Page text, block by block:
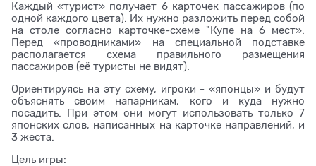
Каждый «турист» получает 6 карточек пассажиров (по
одной каждого цвета). Их нужно разложить перед собой
на столе согласно карточке-схеме "Купе на 6 мест».
Перед «проводниками» на специальной подставке
располагается схема правильного размещения
пассажиров (её туристы не видят).
Ориентируясь на эту схему, игроки - «японцы» и будут
объяснять своим напарникам, кого и куда нужно
посадить. При этом они могут использовать только 7
японских слов, написанных на карточке направлений, и
3 жеста.
Цель игры: